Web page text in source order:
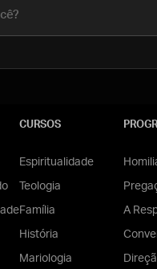
CURSOS
Espiritualidade
Teologia
Família
História
Mariologia
A